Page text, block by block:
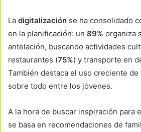
La digitalización se ha consolidado
en la planificación: un 89% organiza
antelación, buscando actividades
restaurantes (75%) y transporte en
También destaca el uso creciente de
sobre todo entre los jóvenes.
A la hora de buscar inspiración para
se basa en recomendaciones de